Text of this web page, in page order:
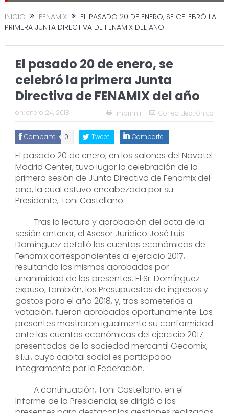
INICIO FENAMIX
EL PASADO 20 DE ENERO, SE CELEBRÓ LA
PRIMERA JUNTA DIRECTIVA DE FENAMIX DEL AÑO
El pasado 20 de enero, se
celebró la primera Junta
Directiva de FENAMIX del año
on: enero 24, 2018 Imprimir Correo Electrónico
Comparte 0 Tweet Comparte
El pasado 20 de enero, en los salones del Novotel
Madrid Center, tuvo lugar la celebración de la
primera sesión de Junta Directiva de Fenamix del
año, la cual estuvo encabezada por su
Presidente, Toni Castellano.
Tras la lectura y aprobación del acta de la
sesión anterior, el Asesor Jurídico José Luis
Domínguez detalló las cuentas económicas de
Fenamix correspondientes al ejercicio 2017,
resultando las mismas aprobadas por
unanimidad de los presentes. El Sr. Domínguez
expuso, también, los Presupuestos de ingresos y
gastos para el año 2018, y, tras someterlos a
votación, fueron aprobados oportunamente. Los
presentes mostraron igualmente su conformidad
ante las cuentas económicas del ejercicio 2017
presentadas de la sociedad mercantil Gecomix,
s.l.u., cuyo capital social es participado
íntegramente por la Federación.
A continuación, Toni Castellano, en el
Informe de la Presidencia, se dirigió a los